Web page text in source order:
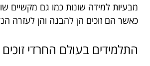
מבעיות למידה שונות כמו גם מקשיים
כאשר הם זוכים הן להבנה והן לעזרה
התלמידים בעולם החרדי